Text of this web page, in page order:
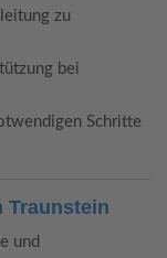
zu
bei
Schritte
Traunstein
und